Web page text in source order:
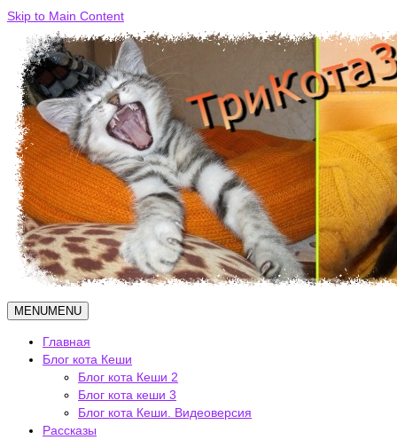
Skip to Main Content
MENUMENU
Главная
Блог кота Кеши
Блог кота Кеши 2
Блог кота кеши 3
Блог кота Кеши. Видеоверсия
Рассказы